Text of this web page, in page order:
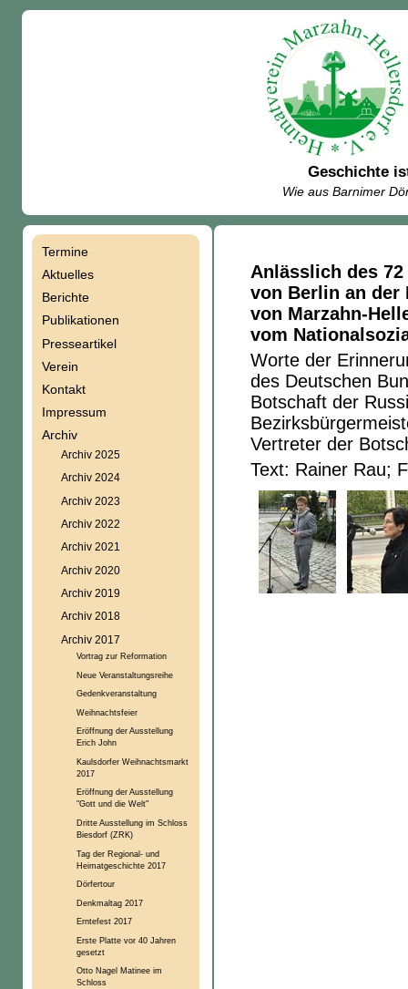
Geschichte
Wie aus Barnimer
Anlässlich des
von Berlin an der
von Marzahn-
vom
Worte der
des Deutschen
Botschaft der
Vertreter der
Text: Rainer Rau;
Termine
Aktuelles
Berichte
Publikationen
Presseartikel
Verein
Kontakt
Impressum
Archiv
Archiv 2025
Archiv 2024
Archiv 2023
Archiv 2022
Archiv 2021
Archiv 2020
Archiv 2019
Archiv 2018
Archiv 2017
Vortrag zur Reformation
Neue Veranstaltungsreihe
Gedenkveranstaltung
Weihnachtsfeier
Eröffnung der Ausstellung
Erich John
Kaulsdorfer Weihnachtsmarkt
2017
Eröffnung der Ausstellung
"Gott und die Welt"
Dritte Ausstellung im Schloss
Biesdorf (ZRK)
Tag der Regional- und
Heimatgeschichte 2017
Dörfertour
Denkmaltag 2017
Erntefest 2017
Erste Platte vor 40 Jahren
gesetzt
Otto Nagel Matinee im
Schloss